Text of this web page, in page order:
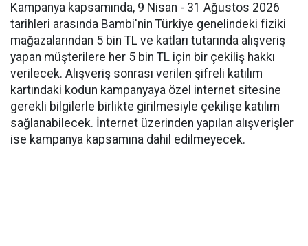
Kampanya kapsamında, 9 Nisan - 31 Ağustos 2026
tarihleri arasında Bambi'nin Türkiye genelindeki fiziki
mağazalarından 5 bin TL ve katları tutarında alışveriş
yapan müşterilere her 5 bin TL için bir çekiliş hakkı
verilecek. Alışveriş sonrası verilen şifreli katılım
kartındaki kodun kampanyaya özel internet sitesine
gerekli bilgilerle birlikte girilmesiyle çekilişe katılım
sağlanabilecek. İnternet üzerinden yapılan alışverişler
ise kampanya kapsamına dahil edilmeyecek.